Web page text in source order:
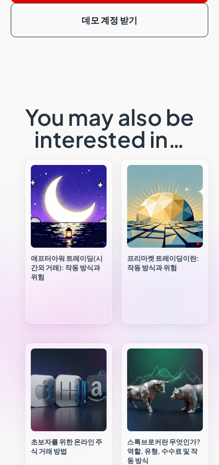
데모 계정 받기
You may also be
interested in…
애프터아워 트레이딩(시
간외 거래): 작동 방식과
위험
프리마켓 트레이딩이란:
작동 방식과 위험
초보자를 위한 온라인 주
식 거래 방법
스톡브로커란 무엇인가?
역할, 유형, 수수료 및 작
동 방식